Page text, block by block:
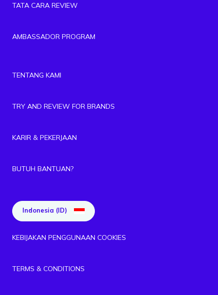
TATA CARA REVIEW
AMBASSADOR PROGRAM
TENTANG KAMI
TRY AND REVIEW FOR BRANDS
KARIR & PEKERJAAN
BUTUH BANTUAN?
Indonesia (ID)
KEBIJAKAN PENGGUNAAN COOKIES
TERMS & CONDITIONS